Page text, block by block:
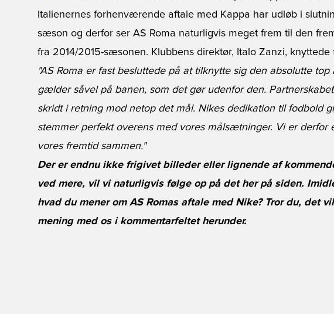
Italienernes forhenværende aftale med Kappa har udløb i
sæson og derfor ser AS Roma naturligvis meget frem til den
fra 2014/2015-sæsonen. Klubbens direktør, Italo Zanzi,
"AS Roma er fast besluttede på at tilknytte sig den absolutte
gælder såvel på banen, som det gør udenfor den.
skridt i retning mod netop det mål. Nikes dedikation til fodbold
stemmer perfekt overens med vores målsætninger. Vi er derfor
vores fremtid sammen."
Der er endnu ikke frigivet billeder eller lignende af
ved mere, vil vi naturligvis følge op på det her på siden.
hvad du mener om AS Romasaftale med Nike? Tror du, det
mening med os i kommentarfeltet herunder.